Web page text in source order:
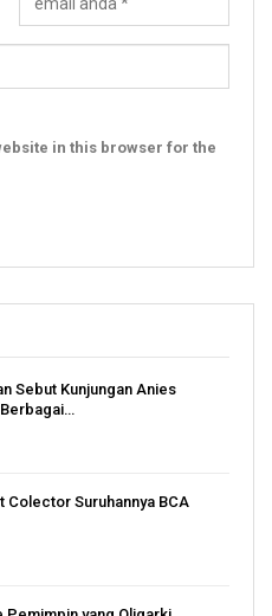
in this browser for the
Sebut Kunjungan Anies
Suruhannya BCA